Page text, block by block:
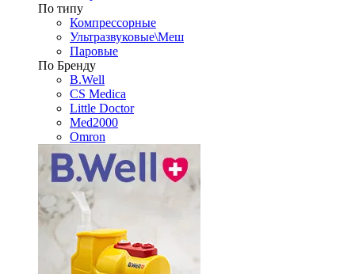
По типу
Компрессорные
Ультразвуковые\Меш
Паровые
По Бренду
B.Well
CS Medica
Little Doctor
Med2000
Omron